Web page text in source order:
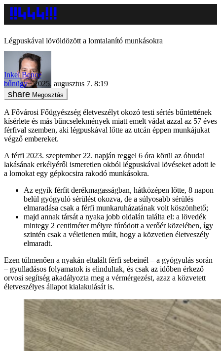
Légpuskával lövöldözött a lomtalanító munkásokra
Inkei Bence
bűnügy
2025. augusztus 7. 8:19
Megosztás
A Fővárosi Főügyészség életveszélyt okozó testi sértés bűntettének
kísérlete és más bűncselekmények miatt emelt vádat azzal az 57 éves
férfival szemben, aki légpuskával lőtte az utcán éppen munkájukat
végző embereket.
A férfi 2023. szeptember 22. napján reggel 6 óra körül az óbudai
lakásának erkélyéről ismeretlen okból légpuskával lövéseket adott le
a lomokat egy gépkocsira rakodó munkásokra.
Az egyik férfit derékmagasságban, hátközépen lőtte, 8 napon
belül gyógyuló sérülést okozva, de a súlyosabb sérülés
elmaradása csak a férfi munkaruházatának volt köszönhető;
majd annak társát a nyaka jobb oldalán találta el: a lövedék
mintegy 2 centiméter mélyre fúródott a verőér közelében, így
szintén csak a véletlenen múlt, hogy a közvetlen életveszély
elmaradt.
Ezen túlmenően a nyakán eltalált férfi sebeinél – a gyógyulás során
– gyulladásos folyamatok is elindultak, és csak az időben érkező
orvosi segítség akadályozta meg a vérmérgezést, azaz a közvetett
életveszélyes állapot kialakulását is.